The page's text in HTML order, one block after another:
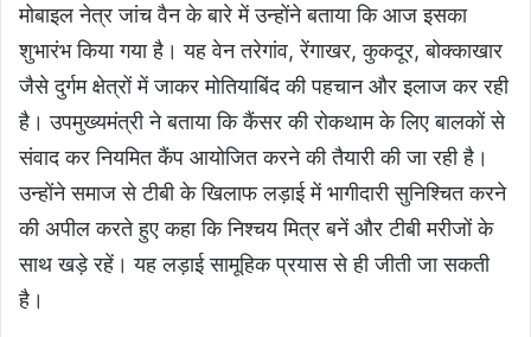
मोबाइल नेत्र जांच वैन के बारे में उन्होंने बताया कि आज इसका
शुभारंभ किया गया है। यह वेन तरेगांव, रेंगाखर, कुकदूर, बोक्काखार
जैसे दुर्गम क्षेत्रों में जाकर मोतियाबिंद की पहचान और इलाज कर रही
है। उपमुख्यमंत्री ने बताया कि कैंसर की रोकथाम के लिए बालकों से
संवाद कर नियमित कैंप आयोजित करने की तैयारी की जा रही है।
उन्होंने समाज से टीबी के खिलाफ लड़ाई में भागीदारी सुनिश्चित करने
की अपील करते हुए कहा कि निश्चय मित्र बनें और टीबी मरीजों के
साथ खड़े रहें। यह लड़ाई सामूहिक प्रयास से ही जीती जा सकती
है।